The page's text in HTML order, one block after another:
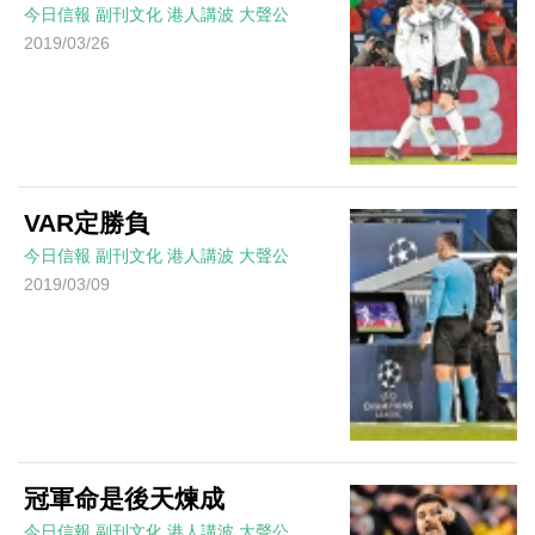
今日信報 副刊文化 港人講波 大聲公
2019/03/26
VAR定勝負
今日信報 副刊文化 港人講波 大聲公
2019/03/09
冠軍命是後天煉成